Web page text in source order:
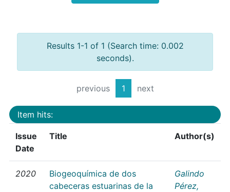
Results 1-1 of 1 (Search time: 0.002
seconds).
previous 1 next
Item hits:
Issue
Date
Title Author(s)
2020
Biogeoquímica de dos
cabeceras estuarinas de la
Galindo
Pérez,